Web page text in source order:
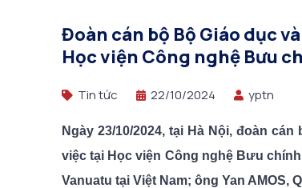
Đoàn cán bộ Bộ Giáo dục
Học viện Công nghệ Bưu
Tin tức 22/10/2024 yptn
Ngày 23/10/2024, tại Hà Nội, đoàn
việc tại Học viện Công nghệ Bưu
Vanuatu tại Việt Nam; ông Yan AMOS,